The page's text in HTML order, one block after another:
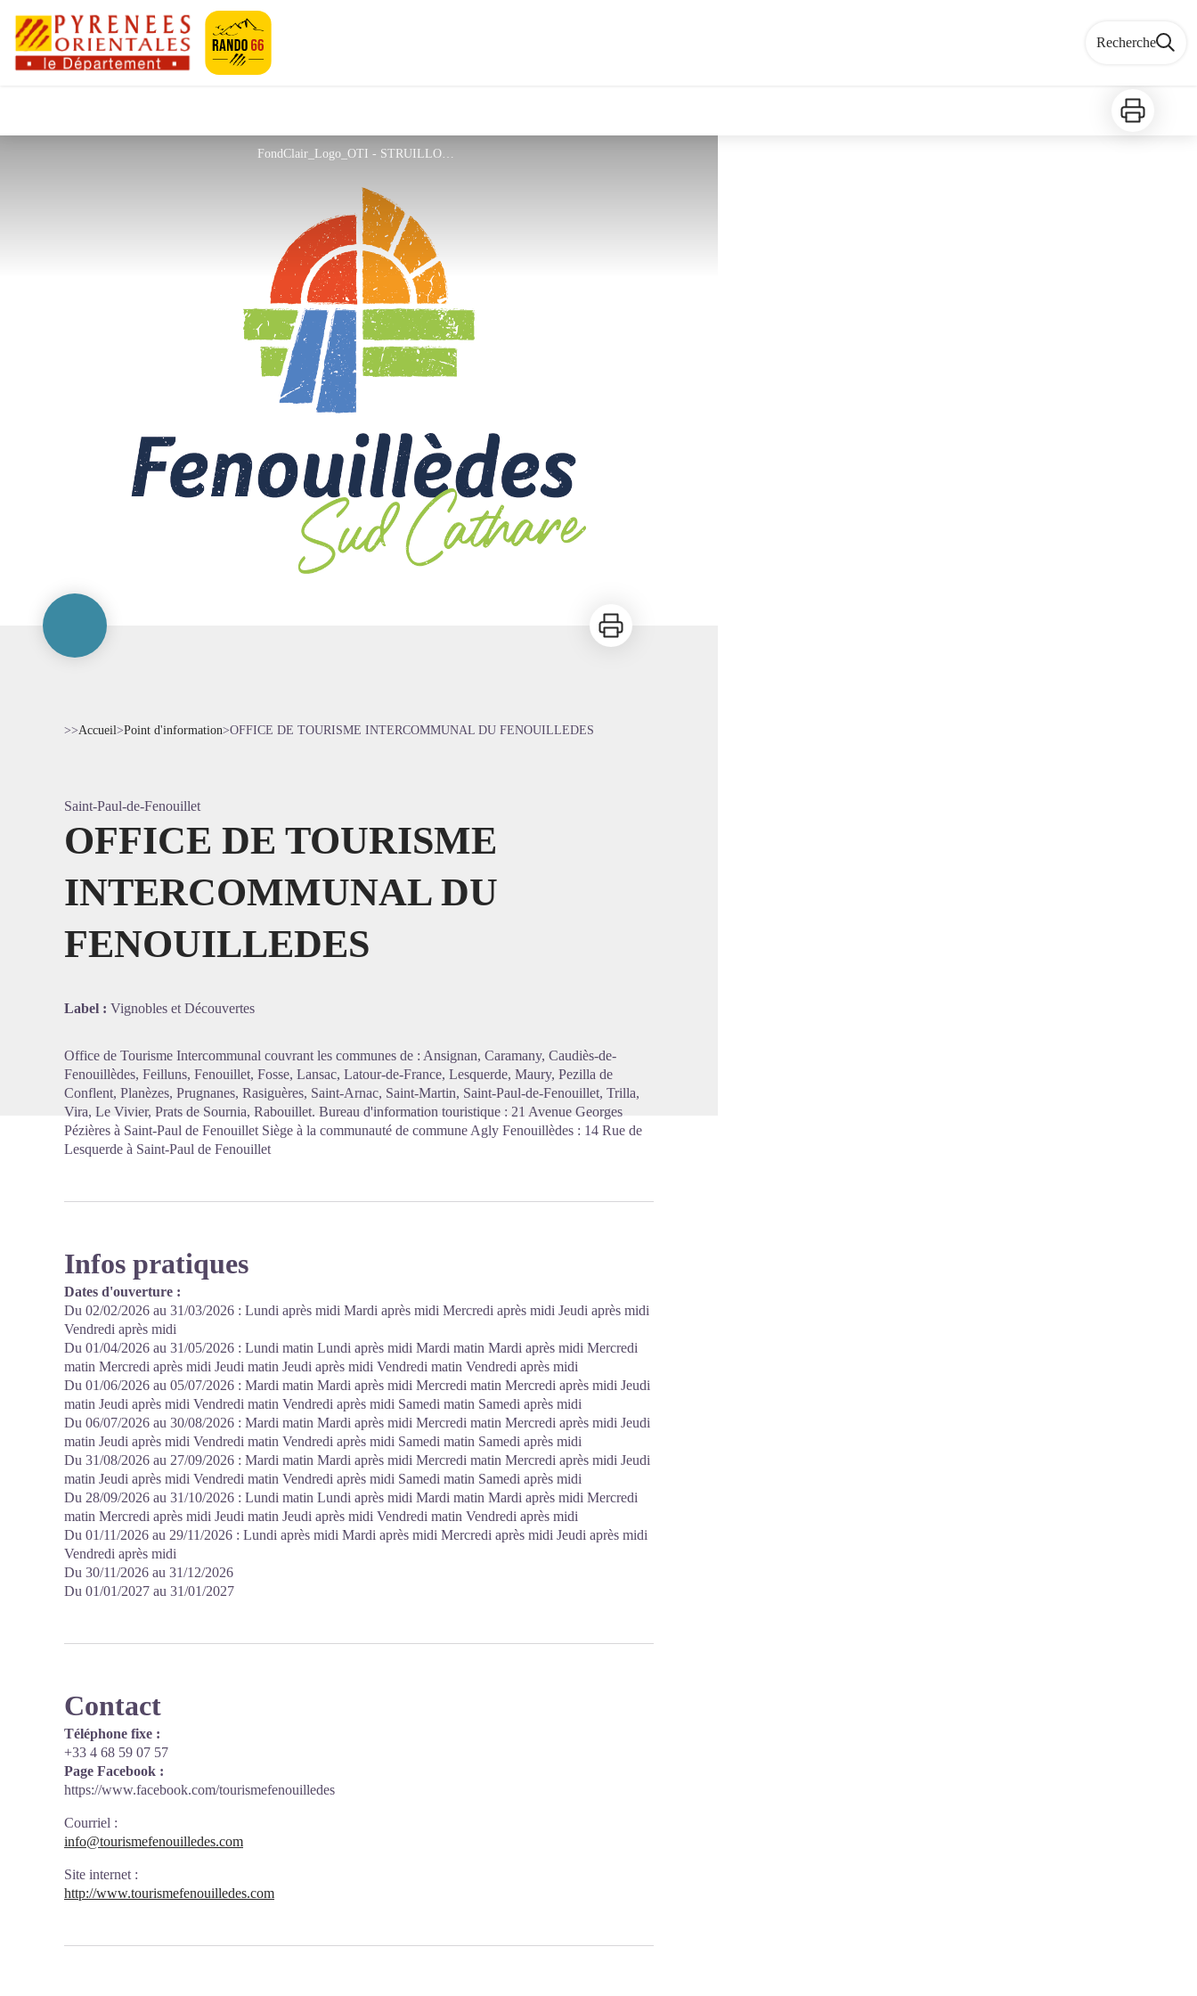
Recherche
Imprimer
FondClair_Logo_OTI - STRUILLOU C
Voir l'image en plein écran
Imprimer
>>Accueil>Point d'information>OFFICE DE TOURISME INTERCOMMUNAL DU FENOUILLEDES
Saint-Paul-de-Fenouillet
OFFICE DE TOURISME
INTERCOMMUNAL DU
FENOUILLEDES
Label : Vignobles et Découvertes
Office de Tourisme Intercommunal couvrant les communes de : Ansignan, Caramany, Caudiès-de-
Fenouillèdes, Feilluns, Fenouillet, Fosse, Lansac, Latour-de-France, Lesquerde, Maury, Pezilla de
Conflent, Planèzes, Prugnanes, Rasiguères, Saint-Arnac, Saint-Martin, Saint-Paul-de-Fenouillet, Trilla,
Vira, Le Vivier, Prats de Sournia, Rabouillet. Bureau d'information touristique : 21 Avenue Georges
Pézières à Saint-Paul de Fenouillet Siège à la communauté de commune Agly Fenouillèdes : 14 Rue de
Lesquerde à Saint-Paul de Fenouillet
Infos pratiques
Dates d'ouverture :
Du 02/02/2026 au 31/03/2026 : Lundi après midi Mardi après midi Mercredi après midi Jeudi après midi
Vendredi après midi
Du 01/04/2026 au 31/05/2026 : Lundi matin Lundi après midi Mardi matin Mardi après midi Mercredi
matin Mercredi après midi Jeudi matin Jeudi après midi Vendredi matin Vendredi après midi
Du 01/06/2026 au 05/07/2026 : Mardi matin Mardi après midi Mercredi matin Mercredi après midi Jeudi
matin Jeudi après midi Vendredi matin Vendredi après midi Samedi matin Samedi après midi
Du 06/07/2026 au 30/08/2026 : Mardi matin Mardi après midi Mercredi matin Mercredi après midi Jeudi
matin Jeudi après midi Vendredi matin Vendredi après midi Samedi matin Samedi après midi
Du 31/08/2026 au 27/09/2026 : Mardi matin Mardi après midi Mercredi matin Mercredi après midi Jeudi
matin Jeudi après midi Vendredi matin Vendredi après midi Samedi matin Samedi après midi
Du 28/09/2026 au 31/10/2026 : Lundi matin Lundi après midi Mardi matin Mardi après midi Mercredi
matin Mercredi après midi Jeudi matin Jeudi après midi Vendredi matin Vendredi après midi
Du 01/11/2026 au 29/11/2026 : Lundi après midi Mardi après midi Mercredi après midi Jeudi après midi
Vendredi après midi
Du 30/11/2026 au 31/12/2026
Du 01/01/2027 au 31/01/2027
Contact
Téléphone fixe :
+33 4 68 59 07 57
Page Facebook :
https://www.facebook.com/tourismefenouilledes
Courriel :
info@tourismefenouilledes.com
Site internet :
http://www.tourismefenouilledes.com